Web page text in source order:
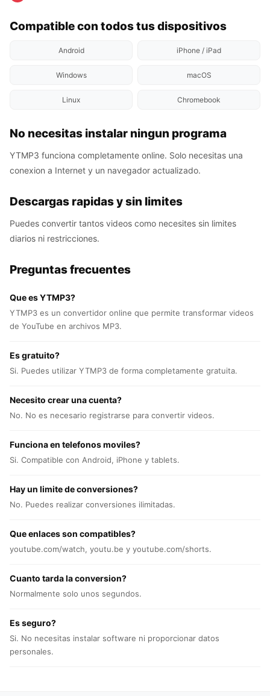
Compatible con todos tus dispositivos
Android iPhone / iPad
Windows macOS
Linux Chromebook
No necesitas instalar ningun programa
YTMP3 funciona completamente online. Solo necesitas una
conexion a Internet y un navegador actualizado.
Descargas rapidas y sin limites
Puedes convertir tantos videos como necesites sin limites
diarios ni restricciones.
Preguntas frecuentes
Que es YTMP3?
YTMP3 es un convertidor online que permite transformar videos
de YouTube en archivos MP3.
Es gratuito?
Si. Puedes utilizar YTMP3 de forma completamente gratuita.
Necesito crear una cuenta?
No. No es necesario registrarse para convertir videos.
Funciona en telefonos moviles?
Si. Compatible con Android, iPhone y tablets.
Hay un limite de conversiones?
No. Puedes realizar conversiones ilimitadas.
Que enlaces son compatibles?
youtube.com/watch, youtu.be y youtube.com/shorts.
Cuanto tarda la conversion?
Normalmente solo unos segundos.
Es seguro?
Si. No necesitas instalar software ni proporcionar datos
personales.